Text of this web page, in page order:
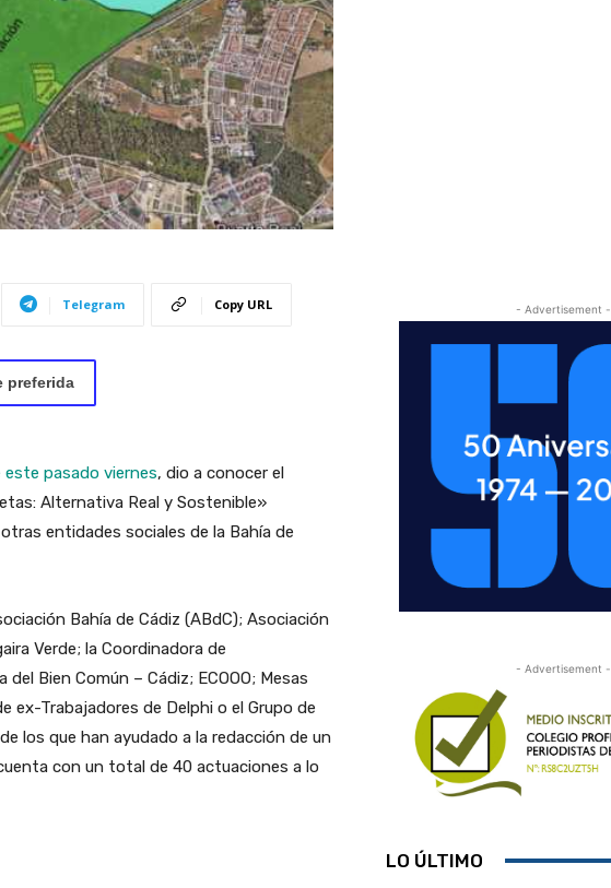
Telegram Copy URL
preferida
pasado viernes, dio a conocer el
Alternativa Real y Sostenible»
entidades sociales de la Bahía de
Bahía de Cádiz (ABdC); Asociación
Verde; la Coordinadora de
Bien Común – Cádiz; ECOOO; Mesas
ex-Trabajadores de Delphi o el Grupo de
los que han ayudado a la redacción de un
con un total de 40 actuaciones a lo
- Advertisement -
- Advertisement -
LO ÚLTIMO